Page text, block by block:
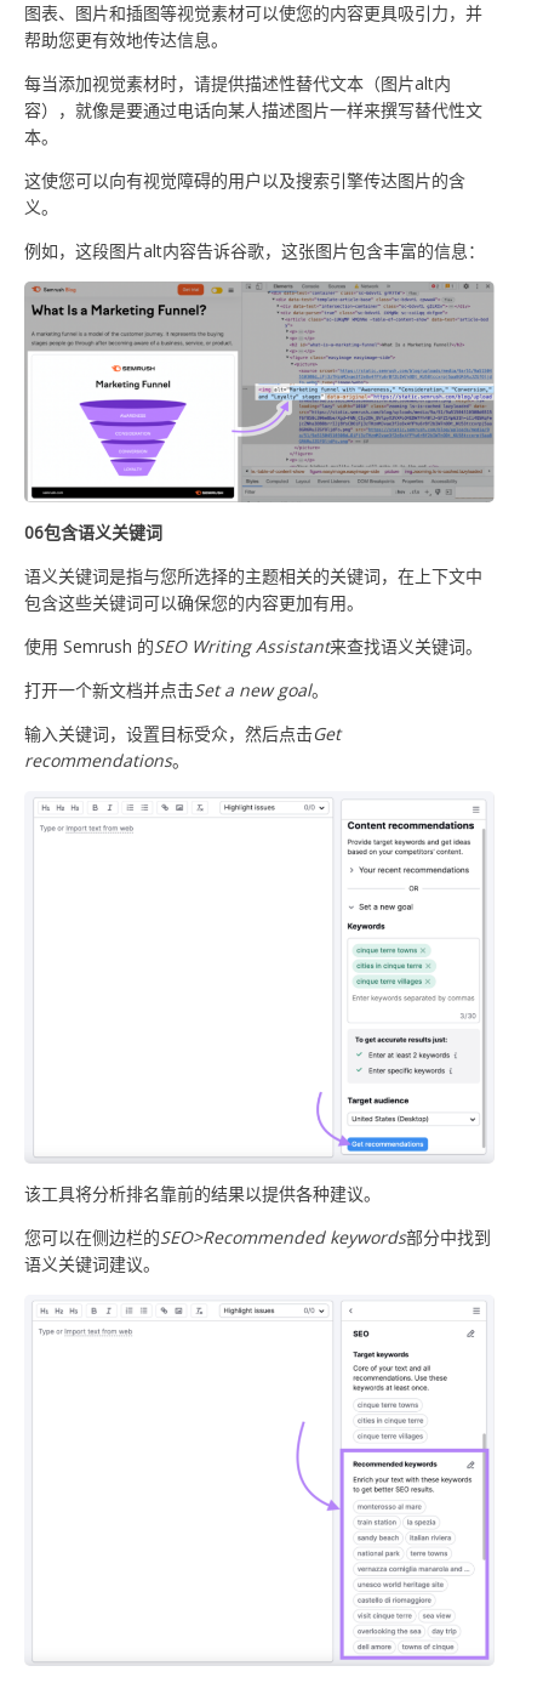
图表、图片和插图等视觉素材可以使您的内容更具吸引力，并
帮助您更有效地传达信息。
每当添加视觉素材时，请提供描述性替代文本（图片alt内
容），就像是要通过电话向某人描述图片一样来撰写替代性文
本。
这使您可以向有视觉障碍的用户以及搜索引擎传达图片的含
义。
例如，这段图片alt内容告诉谷歌，这张图片包含丰富的信息：
06包含语义关键词
语义关键词是指与您所选择的主题相关的关键词，在上下文中
包含这些关键词可以确保您的内容更加有用。
使用 Semrush 的SEO Writing Assistant来查找语义关键词。
打开一个新文档并点击Set a new goal。
输入关键词，设置目标受众，然后点击Get
recommendations。
该工具将分析排名靠前的结果以提供各种建议。
您可以在侧边栏的SEO>Recommended keywords部分中找到
语义关键词建议。